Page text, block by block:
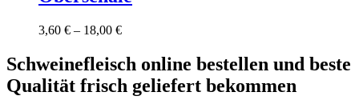
Die
Optionen
können
der
Produktseite
gewählt
3,60 € – 18,00 €
Produkt
weist
mehrere
Schweinefleisch online bestellen und beste
Qualität frisch geliefert bekommen